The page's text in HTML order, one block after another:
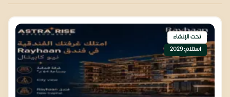
تحت الإنشاء
استلام: 2029